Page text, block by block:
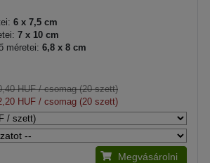
6 x 7,5 cm
7 x 10 cm
méretei: 6,8 x 8 cm
HUF/ csomag (20 szett)
HUF / csomag (20 szett)
Megvásárolni